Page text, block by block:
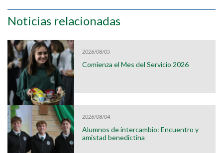
Noticias relacionadas
2026/08/05
Comienza el Mes del Servicio 2026
2026/08/04
Alumnos de intercambio: Encuentro y
amistad benedictina